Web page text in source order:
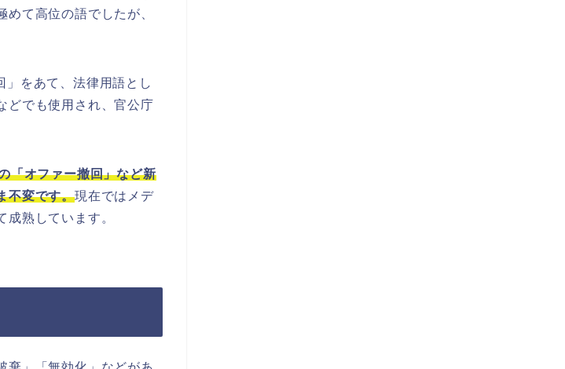
て高位の語でしたが、
をあて、法律用語とし
どでも使用され、官公庁
「オファー撤回」など新
不変です。現在ではメデ
熟しています。